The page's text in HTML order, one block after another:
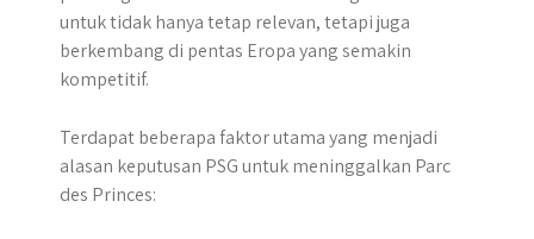
untuk tidak hanya tetap relevan, tetapi juga
berkembang di pentas Eropa yang semakin
kompetitif.
Terdapat beberapa faktor utama yang menjadi
alasan keputusan PSG untuk meninggalkan Parc
des Princes: